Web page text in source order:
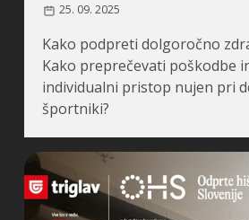
25. 09. 2025
Kako podpreti dolgoročno
Kako preprečevati poškodbe
individualni pristop nujen pri
športniki?